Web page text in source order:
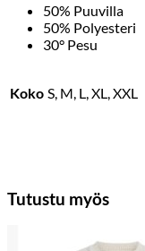
50% Puuvilla
50% Polyesteri
30° Pesu
Koko S, M, L, XL, XXL
Tutustu myös